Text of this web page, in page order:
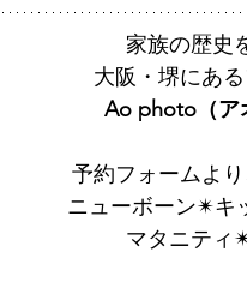
家族の歴史
大阪・堺にあ
Ao photo（ア
予約フォームよ
ニューボーン✴︎
マタニティ